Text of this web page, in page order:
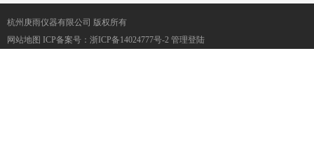
杭州庚雨仪器有限公司 版权所有
网站地图 ICP备案号： 浙ICP备14024777号-2 管理登陆